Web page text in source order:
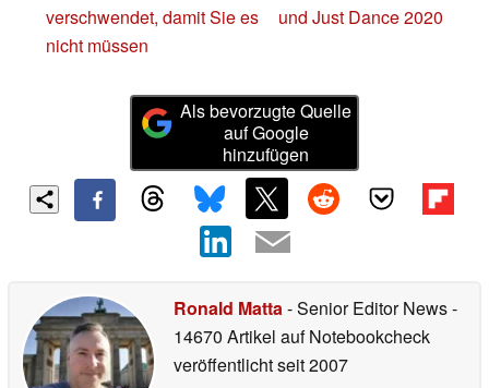
verschwendet, damit Sie es
nicht müssen
und Just Dance 2020
Als bevorzugte Quelle
auf Google
hinzufügen
Ronald Matta- Senior Editor News-
14670 Artikel auf Notebookcheck
veröffentlichtseit 2007